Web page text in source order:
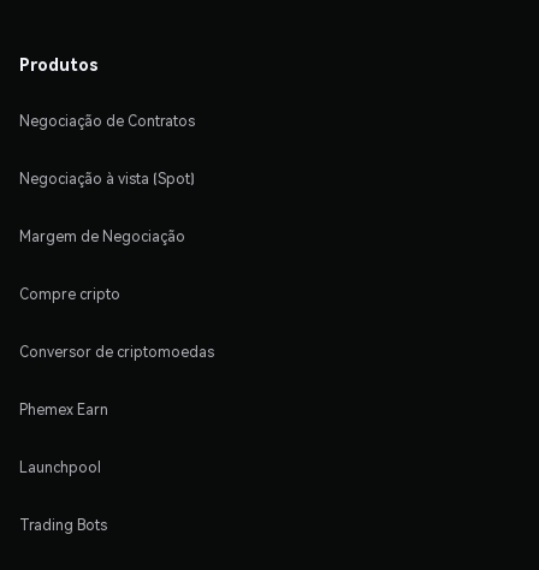
Produtos
Negociação de Contratos
Negociação à vista (Spot)
Margem de Negociação
Compre cripto
Conversor de criptomoedas
Phemex Earn
Launchpool
Trading Bots